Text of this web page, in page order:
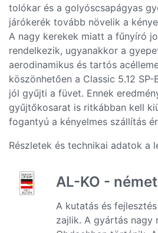
tolókar és a golyóscsapágyas
járókerék tovább növelik a
A nagy kerekek miatt a fűnyíró
rendelkezik, ugyanakkor a
aerodinamikus és tartós
köszönhetően a Classic 5.12
jól gyűjti a füvet. Ennek
gyűjtőkosarat is ritkábban kell
fogantyú a kényelmes szállítás
Részletek és technikai adatok a
AL-KO -
A kutatás és
zajlik. A gyártás nagy